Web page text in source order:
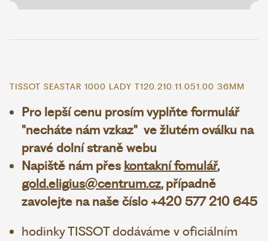
TISSOT SEASTAR 1000 LADY T120.210.11.051.00 36MM
Pro lepší cenu prosím vyplňte formulář
"necháte nám vzkaz" ve žlutém oválku na
pravé dolní straně webu
Napiště nám přes kontakní fomulář,
gold.eligius@centrum.cz, případně
zavolejte na naše číslo +420 577 210 645
hodinky TISSOT dodáváme v oficiálním